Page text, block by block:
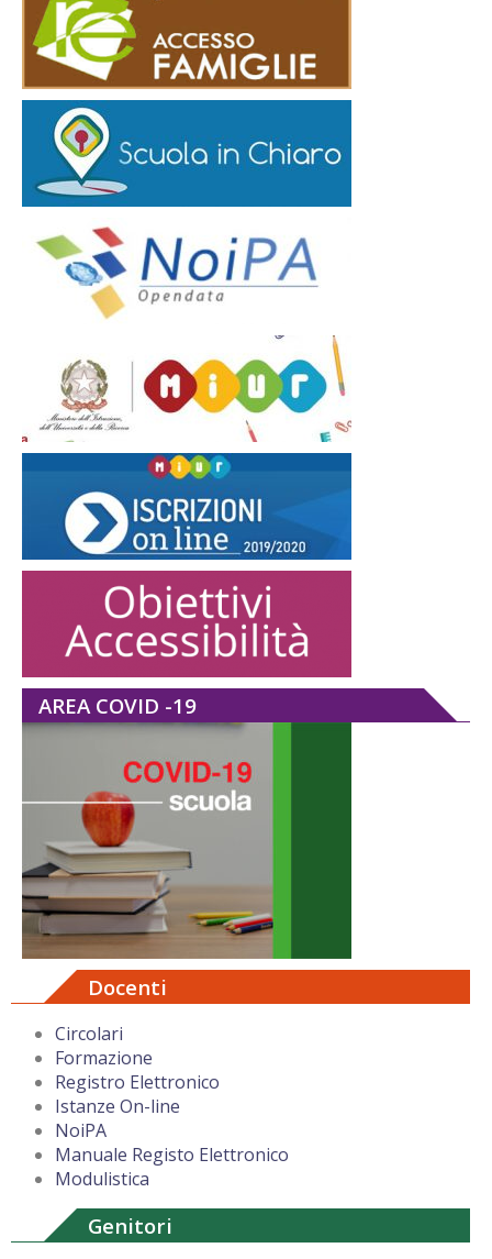
AREA COVID -19
Docenti
Circolari
Formazione
Registro Elettronico
Istanze On-line
NoiPA
Manuale Registo Elettronico
Modulistica
Genitori